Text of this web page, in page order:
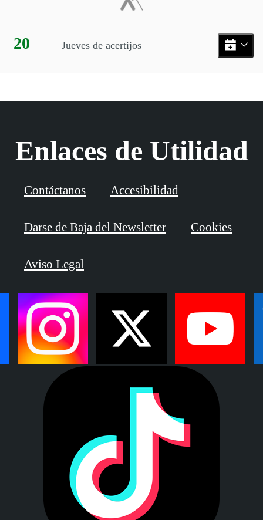
Día:
20 Jueves de acertijos
Enlaces de Utilidad
Contáctanos Accesibilidad
Darse de Baja del Newsletter Cookies
Aviso Legal